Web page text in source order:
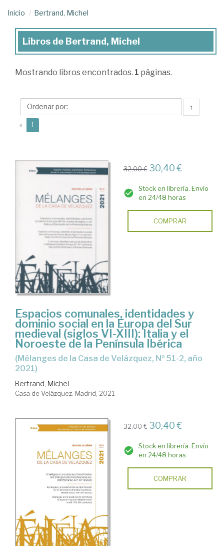
Inicio Bertrand, Michel
Libros
Bertrand,
Libros de Bertrand, Michel
Mostrando libros encontrados. 1 páginas.
↑
« 1
32,00 € 30,40 €
Stock en librería. Envío
en 24/48 horas
COMPRAR
Espacios comunales, identidades y
dominio social en la Europa del Sur
medieval (siglos VI-XIII): Italia y el
Noroeste de la Península Ibérica
(Mélanges de la Casa de Velázquez, Nº 51-2, año
2021)
Bertrand, Michel
Casa de Velázquez. Madrid, 2021
32,00 € 30,40 €
Stock en librería. Envío
en 24/48 horas
COMPRAR